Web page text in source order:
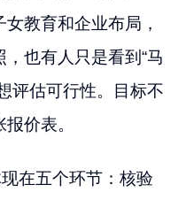
教育和企业布局，
也有人只是看到“马
评估可行性。目标不
价表。
在五个环节：核验